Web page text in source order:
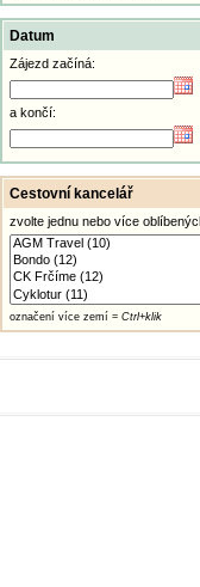
Datum
Zájezd začíná:
a končí:
Cestovní kancelář
zvolte jednu nebo více
označení více zemí = Ctrl+klik